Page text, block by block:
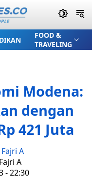
FOOD &
TRAVELING
Modena:
dengan
421 Juta
A
A
- 22:30